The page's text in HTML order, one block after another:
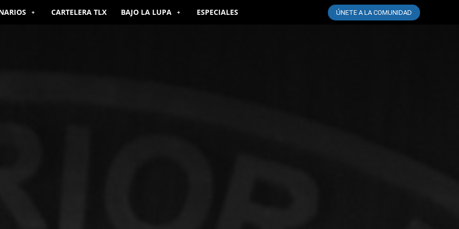
CARTELERA TLX BAJO LA LUPA ESPECIALES ÚNETE A LA COMUNIDAD